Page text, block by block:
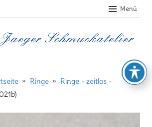
Menü
Ringe
Ringe - zeitlos -